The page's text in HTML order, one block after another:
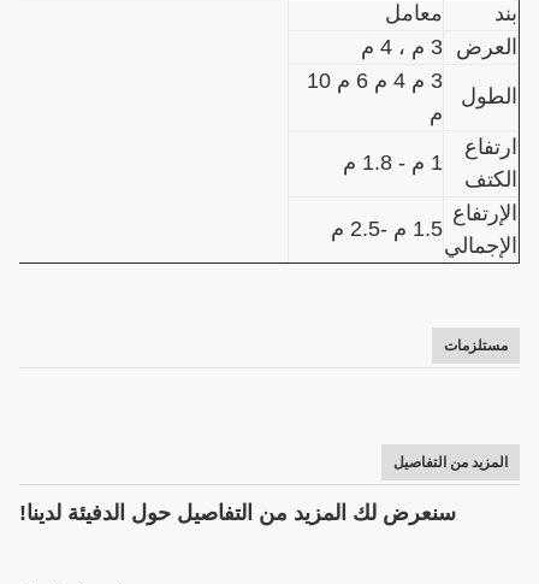
بند
معامل
العرض 3 م ، 4 م
الطول
3 م 4 م 6 م 10
م
ارتفاع
الكتف
1 م - 1.8 م
الإرتفاع
الإجمالي
1.5 م -2.5 م
كوستوميزيد
مستلزمات
المزيد من التفاصيل
سنعرض لك المزيد من التفاصيل حول الدفيئة لدينا!